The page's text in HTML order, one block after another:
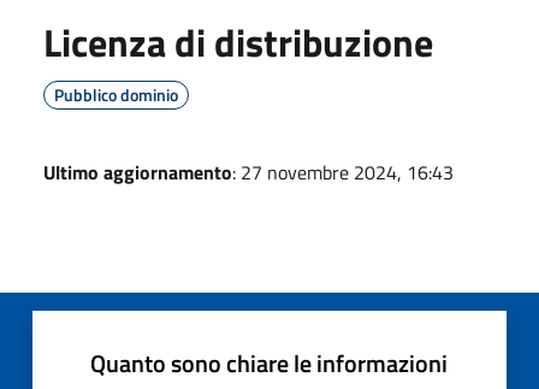
Licenza di distribuzione
Pubblico dominio
Ultimo aggiornamento: 27 novembre 2024, 16:43
Quanto sono chiare le informazioni